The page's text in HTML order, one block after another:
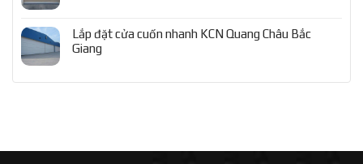
Lắp đặt cửa cuốn nhanh KCN Quang Châu Bắc
Giang